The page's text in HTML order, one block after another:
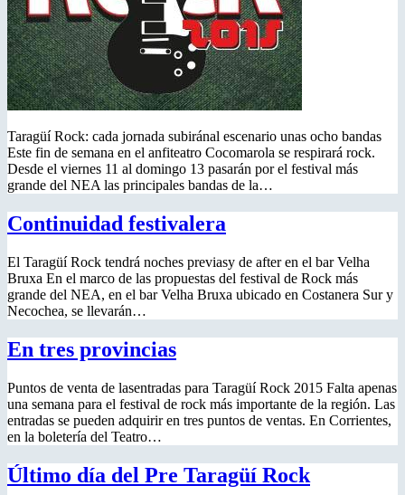
Taragüí Rock: cada jornada subiránal escenario unas ocho bandas
Este fin de semana en el anfiteatro Cocomarola se respirará rock.
Desde el viernes 11 al domingo 13 pasarán por el festival más
grande del NEA las principales bandas de la…
Continuidad festivalera
El Taragüí Rock tendrá noches previasy de after en el bar Velha
Bruxa En el marco de las propuestas del festival de Rock más
grande del NEA, en el bar Velha Bruxa ubicado en Costanera Sur y
Necochea, se llevarán…
En tres provincias
Puntos de venta de lasentradas para Taragüí Rock 2015 Falta apenas
una semana para el festival de rock más importante de la región. Las
entradas se pueden adquirir en tres puntos de ventas. En Corrientes,
en la boletería del Teatro…
Último día del Pre Taragüí Rock